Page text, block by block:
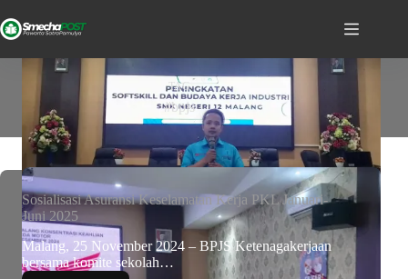
TAG
#bpjs
Sosialisasi Asuransi Keselamatan Kerja PKL Januari-
Juni 2025
Malang, 25 November 2024 – BPJS Ketenagakerjaan
bersama komite sekolah…